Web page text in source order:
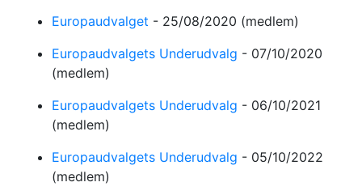
Europaudvalget - 25/08/2020 (medlem)
Europaudvalgets Underudvalg - 07/10/2020
(medlem)
Europaudvalgets Underudvalg - 06/10/2021
(medlem)
Europaudvalgets Underudvalg - 05/10/2022
(medlem)